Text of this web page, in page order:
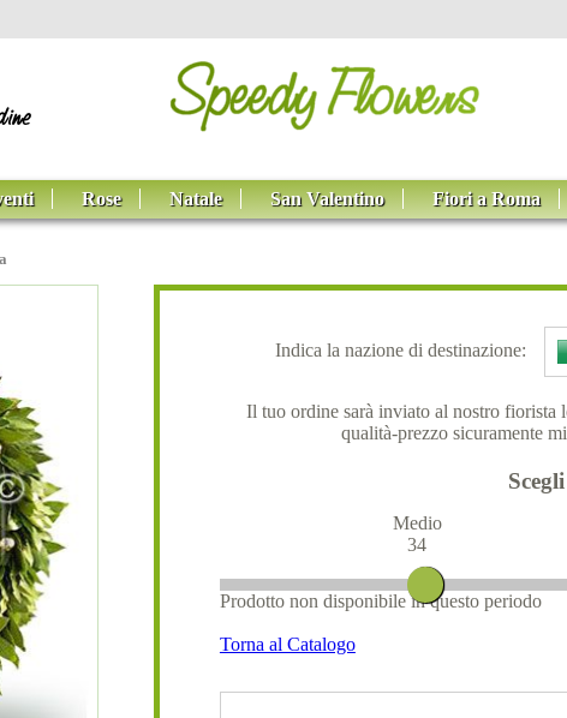
Rose Natale San Valentino Fiori a Roma
Indica la nazione di destinazione:
Il tuo ordine sarà inviato al nostro fiorista
qualità-prezzo sicuramente
Medio
34
Prodotto non disponibile in questo periodo
Torna al Catalogo